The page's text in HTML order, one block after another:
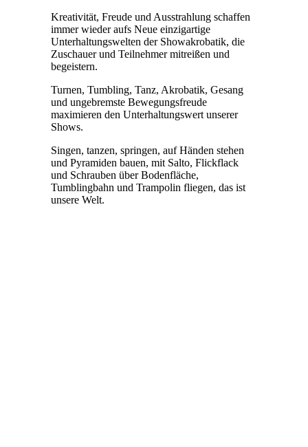
Kreativität, Freude und Ausstrahlung schaffen
immer wieder aufs Neue einzigartige
Unterhaltungswelten der Showakrobatik, die
Zuschauer und Teilnehmer mitreißen und
begeistern.
Turnen, Tumbling, Tanz, Akrobatik, Gesang
und ungebremste Bewegungsfreude
maximieren den Unterhaltungswert unserer
Shows.
Singen, tanzen, springen, auf Händen stehen
und Pyramiden bauen, mit Salto, Flickflack
und Schrauben über Bodenfläche,
Tumblingbahn und Trampolin fliegen, das ist
unsere Welt.